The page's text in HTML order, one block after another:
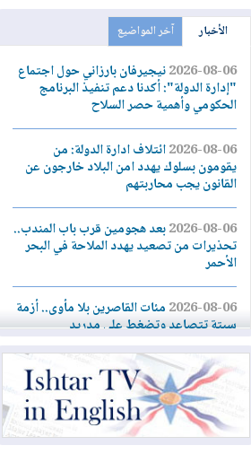
الأخبار آخر المواضيع
2026-08-06نيجيرفان بارزاني حول اجتماع
"إدارة الدولة": أكدنا دعم تنفيذ البرنامج
الحكومي وأهمية حصر السلاح
2026-08-06ائتلاف ادارة الدولة: من
يقومون بسلوك يهدد امن البلاد خارجون عن
القانون يجب محاربتهم
2026-08-06بعد هجومين قرب باب المندب..
تحذيرات من تصعيد يهدد الملاحة في البحر
الأحمر
2026-08-06مئات القاصرين بلا مأوى.. أزمة
سبتة تتصاعد وتضغط على مدريد
2026-08-05
لمدة عام.. بدء توريد 100
مليون قدم مكعب يومياً من غاز كورمور في
إقليم كوردستان إلى وزارة الكهرباء العراقية